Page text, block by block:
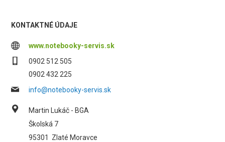
KONTAKTNÉ ÚDAJE
www.notebooky-servis.sk
0902 512 505
0902 432 225
info@notebooky-servis.sk
Martin Lukáč - BGA
Školská 7
95301
Zlaté Moravce